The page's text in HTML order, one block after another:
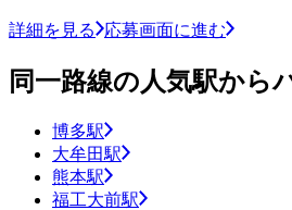
詳細を見る 応募画面に進む
同一路線の人気駅から
博多駅
大牟田駅
熊本駅
福工大前駅